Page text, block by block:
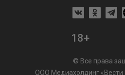
18+
© Все права
ООО Медиахолдинг «Вести